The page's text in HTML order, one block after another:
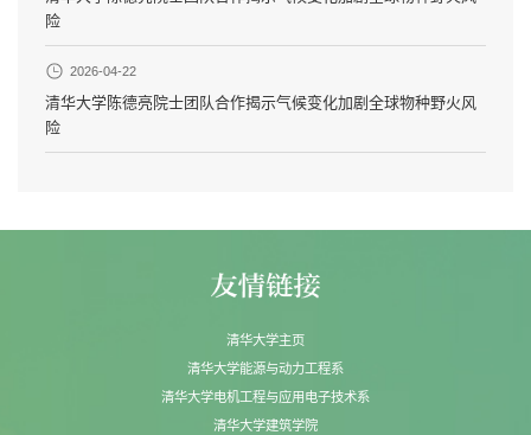
险
2026-04-22
清华大学陈德亮院士团队合作揭示气候变化加剧全球物种野火风
险
清华大学主页
清华大学能源与动力工程系
清华大学电机工程与应用电子技术系
清华大学建筑学院